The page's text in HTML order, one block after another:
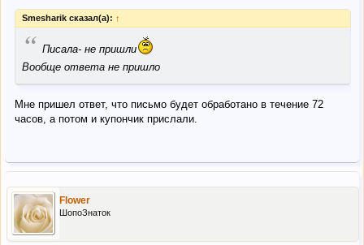
Smesharik сказал(а): ↑
“ Писала- не пришли
Вообще ответа не пришло
Мне пришел ответ, что письмо будет обработано в течение 72
часов, а потом и купончик прислали.
Flower
ШопоЗнаток